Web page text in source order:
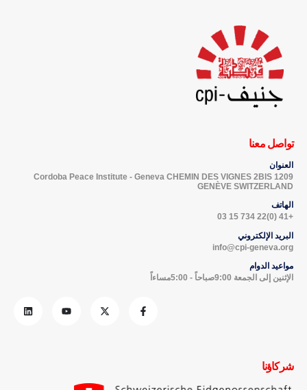
تواصل معنا
العنوان
Cordoba Peace Institute - Geneva CHEMIN DES VIGNES 2BIS 1209
GENÈVE SWITZERLAND
الهاتف
+41 (0)22 734 15 03
البريد الإلكتروني
info@cpi-geneva.org
مواعيد الدوام
الإثنين إلى الجمعة 9:00صباحاً - 5:00مساءاً
شركاؤنا